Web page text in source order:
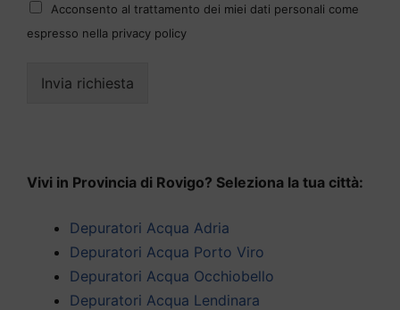
Acconsento al trattamento dei miei dati personali come
espresso nella privacy policy
Invia richiesta
Vivi in Provincia di Rovigo? Seleziona la tua città:
Depuratori Acqua Adria
Depuratori Acqua Porto Viro
Depuratori Acqua Occhiobello
Depuratori Acqua Lendinara